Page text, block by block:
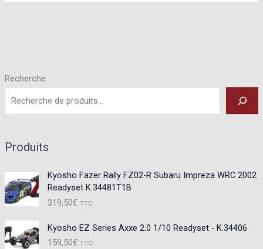
Recherche
Produits
Kyosho Fazer Rally FZ02-R Subaru Impreza WRC 2002
Readyset K.34481T1B
319,50€ TTC
Kyosho EZ Series Axxe 2.0 1/10 Readyset - K.34406
159,50€ TTC